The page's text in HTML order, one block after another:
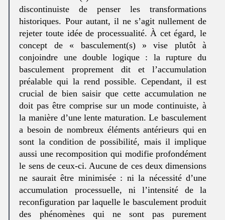
discontinuiste de penser les transformations
historiques. Pour autant, il ne s’agit nullement de
rejeter toute idée de processualité. À cet égard, le
concept de « basculement(s) » vise plutôt à
conjoindre une double logique : la rupture du
basculement proprement dit et l’accumulation
préalable qui la rend possible. Cependant, il est
crucial de bien saisir que cette accumulation ne
doit pas être comprise sur un mode continuiste, à
la manière d’une lente maturation. Le basculement
a besoin de nombreux éléments antérieurs qui en
sont la condition de possibilité, mais il implique
aussi une recomposition qui modifie profondément
le sens de ceux-ci. Aucune de ces deux dimensions
ne saurait être minimisée : ni la nécessité d’une
accumulation processuelle, ni l’intensité de la
reconfiguration par laquelle le basculement produit
des phénomènes qui ne sont pas purement